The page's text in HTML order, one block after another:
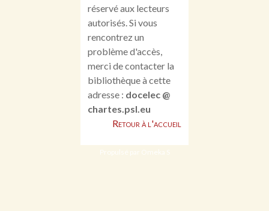
réservé aux lecteurs
autorisés. Si vous
rencontrez un
problème d'accès,
merci de contacter la
bibliothèque à cette
adresse : docelec @
chartes.psl.eu
Retour à l'accueil
Propulsé par Omeka S